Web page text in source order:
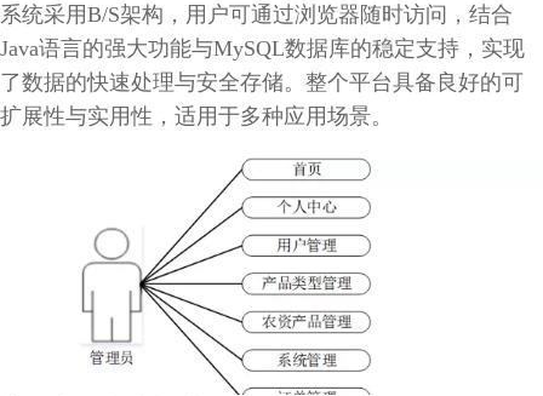
系统采用B/S架构，用户可通过浏览器随时访问，结合
Java语言的强大功能与MySQL数据库的稳定支持，实现
了数据的快速处理与安全存储。整个平台具备良好的可
扩展性与实用性，适用于多种应用场景。